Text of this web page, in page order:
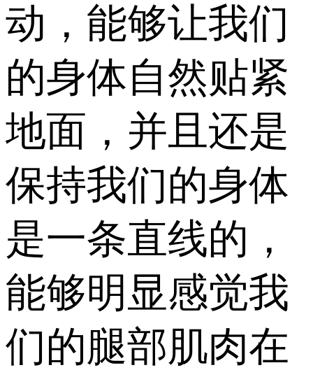
动，能够让我们
的身体自然贴紧
地面，并且还是
保持我们的身体
是一条直线的，
能够明显感觉我
们的腿部肌肉在